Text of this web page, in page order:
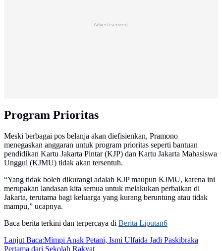
Advertisement
Program Prioritas
Meski berbagai pos belanja akan diefisienkan, Pramono
menegaskan anggaran untuk program prioritas seperti bantuan
pendidikan Kartu Jakarta Pintar (KJP) dan Kartu Jakarta Mahasiswa
Unggul (KJMU) tidak akan tersentuh.
“Yang tidak boleh dikurangi adalah KJP maupun KJMU, karena ini
merupakan landasan kita semua untuk melakukan perbaikan di
Jakarta, terutama bagi keluarga yang kurang beruntung atau tidak
mampu,” ucapnya.
Baca berita terkini dan terpercaya di Berita Liputan6
Lanjut Baca:Mimpi Anak Petani, Ismi Ulfaida Jadi Paskibraka
Pertama dari Sekolah Rakyat